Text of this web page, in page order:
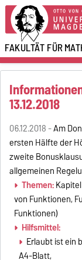
FAKULTÄT FÜR
13.12.2018
06.12.2018 -Am
ersten Hälfte der
zweite
allgemeinen
Themen:
von Funktionen,
Funktionen)
Hilfsmittel:
Erlaubt ist ein
A4-Blatt,